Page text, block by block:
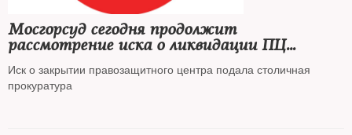
Мосгорсуд сегодня продолжит
рассмотрение иска о ликвидации ПЦ
«Мемориал»*
Иск о закрытии правозащитного центра подала столичная
прокуратура